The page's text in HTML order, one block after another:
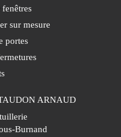
sur mesure
portes
ARNAUD
Burnand